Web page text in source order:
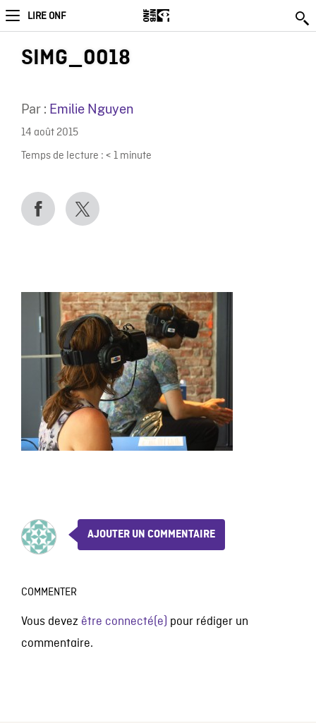
LIRE ONF
SIMG_0018
Par : Emilie Nguyen
14 août 2015
Temps de lecture : < 1 minute
AJOUTER UN COMMENTAIRE
COMMENTER
Vous devez être connecté(e) pour rédiger un
commentaire.